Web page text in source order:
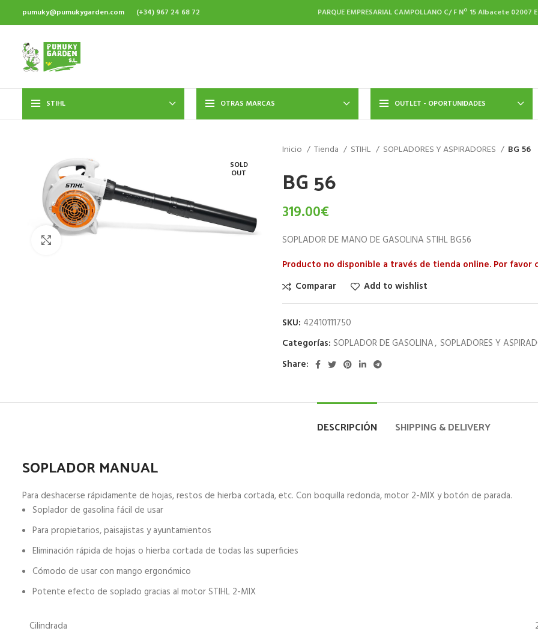
pumuky@pumukygarden.com (+34) 967 24 68 72 PARQUE EMPRESARIAL CAMPOLLANO C/ F Nº 15Albacete 02007
STIHL OTRAS MARCAS OUTLET - OPORTUNIDADES
SOLD
OUT
Haz click para aumentar
Inicio Tienda STIHL SOPLADORES Y ASPIRADORES BG 56
BG 56
319.00€
SOPLADOR DE MANO DE GASOLINA STIHL BG56
Producto no disponible a través de tienda online. Por
Comparar
Add to wishlist
SKU: 42410111750
Categorías: SOPLADOR DE GASOLINA, SOPLADORES Y
Share:
DESCRIPCIÓN SHIPPING & DELIVERY
SOPLADOR MANUAL
Para deshacerse rápidamente de hojas, restos de hierba cortada, etc. Con boquilla redonda, motor 2-MIX y botón de parada.
Soplador de gasolina fácil de usar
Para propietarios, paisajistas y ayuntamientos
Eliminación rápida de hojas o hierba cortada de todas las superficies
Cómodo de usar con mango ergonómico
Potente efecto de soplado gracias al motor STIHL 2-MIX
Cilindrada